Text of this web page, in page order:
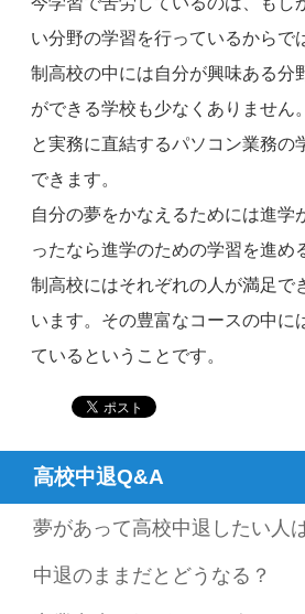
い分野の学習を行っているからで
制高校の中には自分が興味ある分
ができる学校も少なくありません
と実務に直結するパソコン業務の
できます。
自分の夢をかなえるためには進学
ったなら進学のための学習を進め
制高校にはそれぞれの人が満足で
います。その豊富なコースの中に
ているということです。
高校中退Q&A
夢があって高校中退したい人
中退のままだとどうなる？